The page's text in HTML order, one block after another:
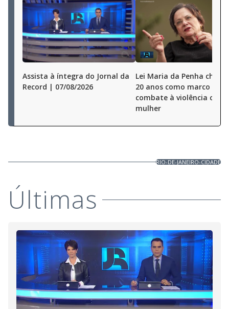
Assista à íntegra do Jornal da
Record | 07/08/2026
Lei Maria da Penha chega
20 anos como marco no
combate à violência
mulher
RIO-DE-JANEIRO-CIDADE
Últimas